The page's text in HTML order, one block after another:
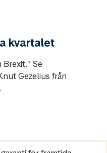
kvartalet
Brexit." Se
Gezelius från